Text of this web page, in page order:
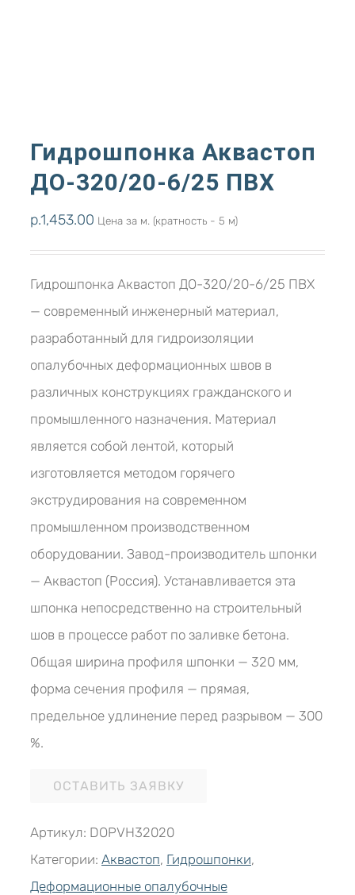
Гидрошпонка Аквастоп
ДО-320/20-6/25 ПВХ
р.1,453.00 Цена за м. (кратность - 5 м)
Гидрошпонка Аквастоп ДО-320/20-6/25 ПВХ
— современный инженерный материал,
разработанный для гидроизоляции
опалубочных деформационных швов в
различных конструкциях гражданского и
промышленного назначения. Материал
является собой лентой, который
изготовляется методом горячего
экструдирования на современном
промышленном производственном
оборудовании. Завод-производитель шпонки
— Аквастоп (Россия). Устанавливается эта
шпонка непосредственно на строительный
шов в процессе работ по заливке бетона.
Общая ширина профиля шпонки — 320 мм,
форма сечения профиля — прямая,
предельное удлинение перед разрывом — 300
%.
ОСТАВИТЬ ЗАЯВКУ
Артикул: DОPVH32020
Категории: Аквастоп, Гидрошпонки,
Деформационные опалубочные